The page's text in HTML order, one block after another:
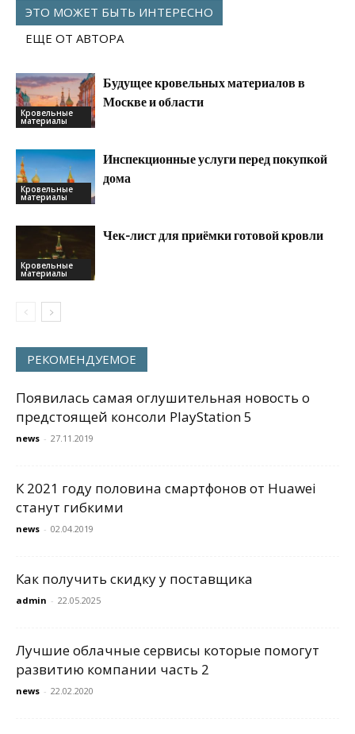
ЭТО МОЖЕТ БЫТЬ ИНТЕРЕСНО
ЕЩЕ ОТ АВТОРА
Кровельные
материалы
Будущее кровельных материалов в
Москве и области
Кровельные
материалы
Инспекционные услуги перед покупкой
дома
Кровельные
материалы
Чек-лист для приёмки готовой кровли
РЕКОМЕНДУЕМОЕ
Появилась самая оглушительная новость о
предстоящей консоли PlayStation 5
news - 27.11.2019
К 2021 году половина смартфонов от Huawei
станут гибкими
news - 02.04.2019
Как получить скидку у поставщика
admin - 22.05.2025
Лучшие облачные сервисы которые помогут
развитию компании часть 2
news - 22.02.2020